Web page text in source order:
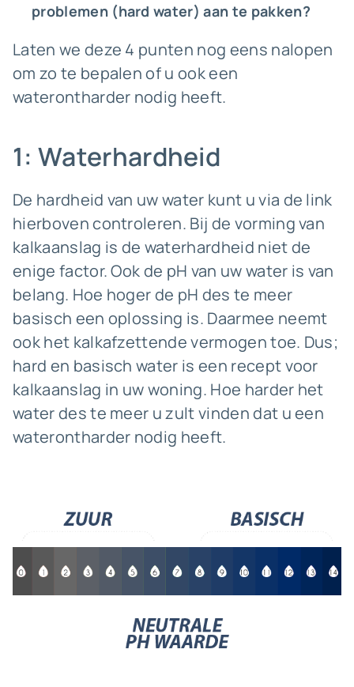
problemen (hard water) aan te pakken?
Laten we deze 4 punten nog eens nalopen
om zo te bepalen of u ook een
waterontharder nodig heeft.
1: Waterhardheid
De hardheid van uw water kunt u via de link
hierboven controleren. Bij de vorming van
kalkaanslag is de waterhardheid niet de
enige factor. Ook de pH van uw water is van
belang. Hoe hoger de pH des te meer
basisch een oplossing is. Daarmee neemt
ook het kalkafzettende vermogen toe. Dus;
hard en basisch water is een recept voor
kalkaanslag in uw woning. Hoe harder het
water des te meer u zult vinden dat u een
waterontharder nodig heeft.